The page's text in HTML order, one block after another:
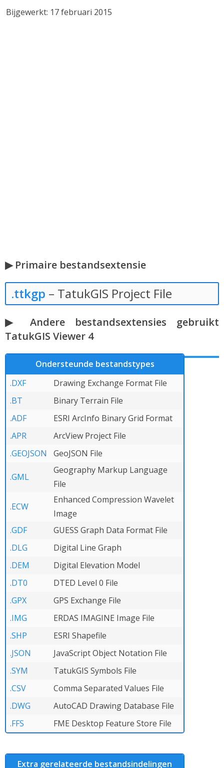
Bijgewerkt: 17 februari 2015
▶ Primaire bestandsextensie
.ttkgp – TatukGIS Project File
▶ Andere bestandsextensies gebruikt
TatukGIS Viewer 4
Ondersteunde bestandstypes
.DXF
Drawing Exchange Format File
.BT
Binary Terrain File
.ADF
ESRI ArcInfo Binary Grid Format
.APR
ArcView Project File
.GEOJSON
GeoJSON File
.GML
Geography Markup Language
File
.ECW
Enhanced Compression Wavelet
Image
.GDF
GUESS Graph Data Format File
.DLG
Digital Line Graph
.DEM
Digital Elevation Model
.DT0
DTED Level 0 File
.GPX
GPS Exchange File
.IMG
ERDAS IMAGINE Image File
.SHP
ESRI Shapefile
.JSON
JavaScript Object Notation File
.SYM
TatukGIS Symbols File
.CSV
Comma Separated Values File
.DWG
AutoCAD Drawing Database File
.FFS
FME Desktop Feature Store File
Extra gerelateerde bestandsindelingen